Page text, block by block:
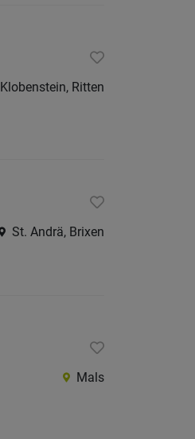
Klobenstein, Ritten
St. Andrä, Brixen
Mals